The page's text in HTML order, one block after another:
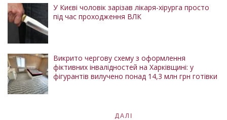
У Києві чоловік зарізав лікаря-хірурга просто
під час проходження ВЛК
Викрито чергову схему з оформлення
фіктивних інвалідностей на Харківщині: у
фігурантів вилучено понад 14,3 млн грн готівки
ДАЛІ